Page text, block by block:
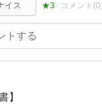
イス ★3 コメント(0)
】